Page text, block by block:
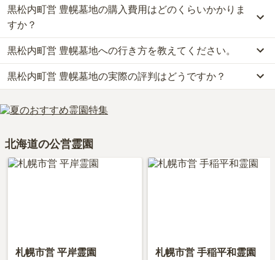
黒松内町営 豊幌墓地の購入費用はどのくらいかかりま
すか？
黒松内町営 豊幌墓地の現在の販売価格については現在調査中です。
お墓は、価格が高いものがよい、安いものが悪い、という訳ではあ
りません。大切なのは、ご家族が心から納得し、安心してお参りで
きる場所を選ぶことです。
黒松内町営 豊幌墓地への行き方を教えてください。
車の場合、札樽自動車道（均一区間）「新川インター」から車で約
2時間31分です。
詳しいルートや地図は、本ページの「地図・交通アクセス」欄をご
確認ください。
黒松内町営 豊幌墓地の実際の評判はどうですか？
黒松内町営 豊幌墓地の口コミはまだ投稿されておりません。
口コミはあくまで一つの目安です。資料請求や現地見学を通して、
北海道の公営霊園
札幌市営 平岸霊園 札幌市営 手稲平和霊園